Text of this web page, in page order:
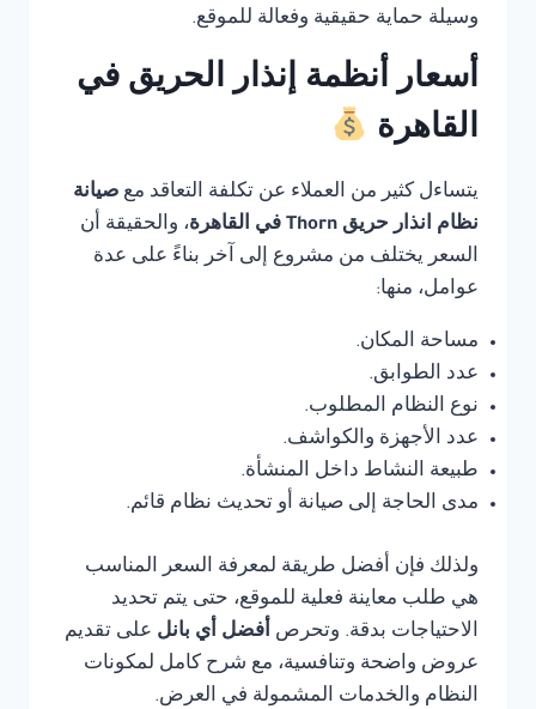
وسيلة حماية حقيقية وفعالة للموقع.
أسعار أنظمة إنذار الحريق في
القاهرة
يتساءل كثير من العملاء عن تكلفة التعاقد مع صيانة
نظام انذار حريق Thorn في القاهرة
، والحقيقة أن
السعر يختلف من مشروع إلى آخر بناءً على عدة
عوامل، منها:
مساحة المكان.
عدد الطوابق.
نوع النظام المطلوب.
عدد الأجهزة والكواشف.
طبيعة النشاط داخل المنشأة.
مدى الحاجة إلى صيانة أو تحديث نظام قائم.
ولذلك فإن أفضل طريقة لمعرفة السعر المناسب
هي طلب معاينة فعلية للموقع، حتى يتم تحديد
الاحتياجات بدقة. وتحرص أفضل أي بانل على تقديم
عروض واضحة وتنافسية، مع شرح كامل لمكونات
النظام والخدمات المشمولة في العرض.